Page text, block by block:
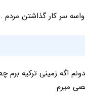
سر کار گذاشتن مردم
اگه زمینی ترکیه برم
میرم